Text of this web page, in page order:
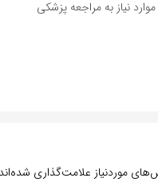
نیاز به مراجعه پزشکی
موردنیاز علامت‌گذاری شده‌اند